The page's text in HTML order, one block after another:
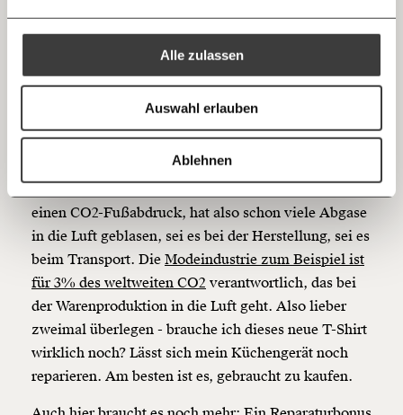
Alle zulassen
Auswahl erlauben
Ablehnen
Mehr Informationen:Datenschutz.
Anmelden
Ich spende einmalig
20€ 40€
60€ 100€
150€ €
Ich möchte meine Spende verschenken.
Geschenkurkunde im PDF-Format, welche Du
ausdrucken oder weiterleiten und verschenken
kannst.
Bluesky
https://www.moment.at/story/klimaschutz-machen-wir-selber/
könnte dabei helfen, dass Urlaub in der Nähe
leistbarer wird.
4) Klimaschutz geht nur ohne
Konsum
Und zwar weniger. Denn alles, was wir kaufen, hat
einen CO2-Fußabdruck, hat also schon viele Abgase
in die Luft geblasen, sei es bei der Herstellung, sei es
beim Transport. Die Modeindustrie zum Beispiel ist
für 3% des weltweiten CO2 verantwortlich, das bei
der Warenproduktion in die Luft geht. Also lieber
zweimal überlegen - brauche ich dieses neue T-Shirt
wirklich noch? Lässt sich mein Küchengerät noch
reparieren. Am besten ist es, gebraucht zu kaufen.